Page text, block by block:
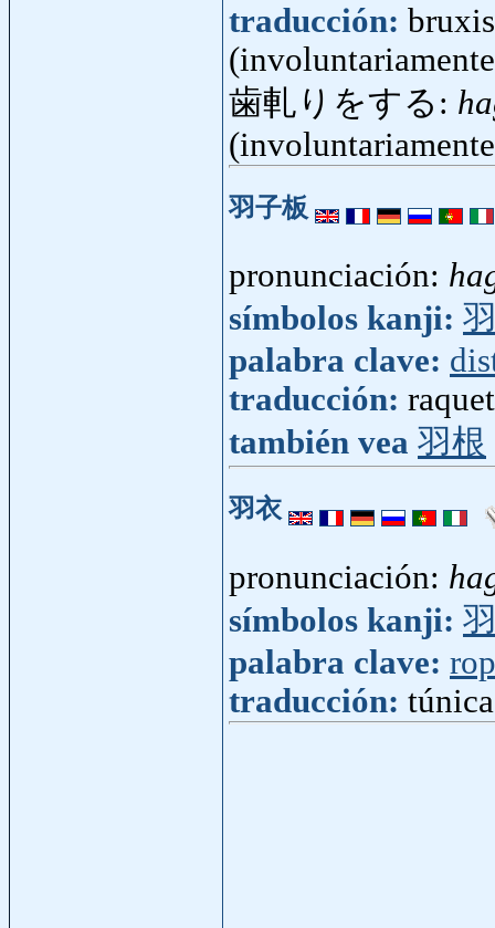
traducción:
歯軋りをする:
羽子板
pronunciación:
símbolos kanji:
palabra clave:
traducción:
también vea 羽根
羽衣
pronunciación:
símbolos kanji:
palabra clave:
traducción: